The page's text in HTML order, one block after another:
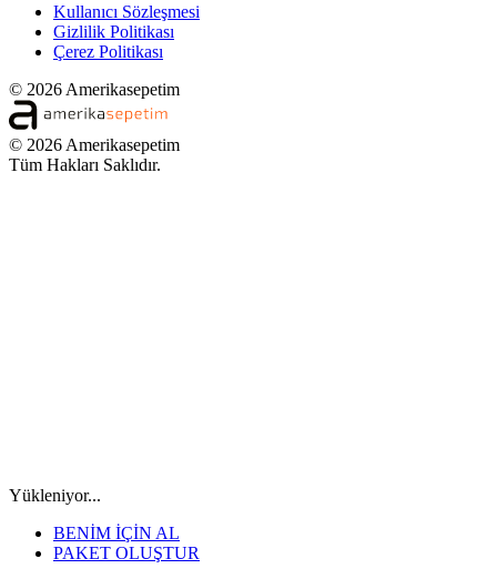
Kullanıcı Sözleşmesi
Gizlilik Politikası
Çerez Politikası
© 2026 Amerikasepetim
© 2026 Amerikasepetim
Tüm Hakları Saklıdır.
Yükleniyor...
BENİM İÇİN AL
PAKET OLUŞTUR